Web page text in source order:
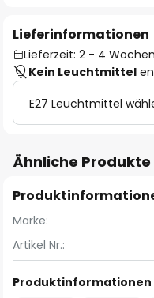
Lieferinformationen
Lieferzeit: 2 - 4 Wochen
Kein Leuchtmittel
E27 Leuchtmittel
Ähnliche
Marke:
Artikel Nr.:
Produktinformationen